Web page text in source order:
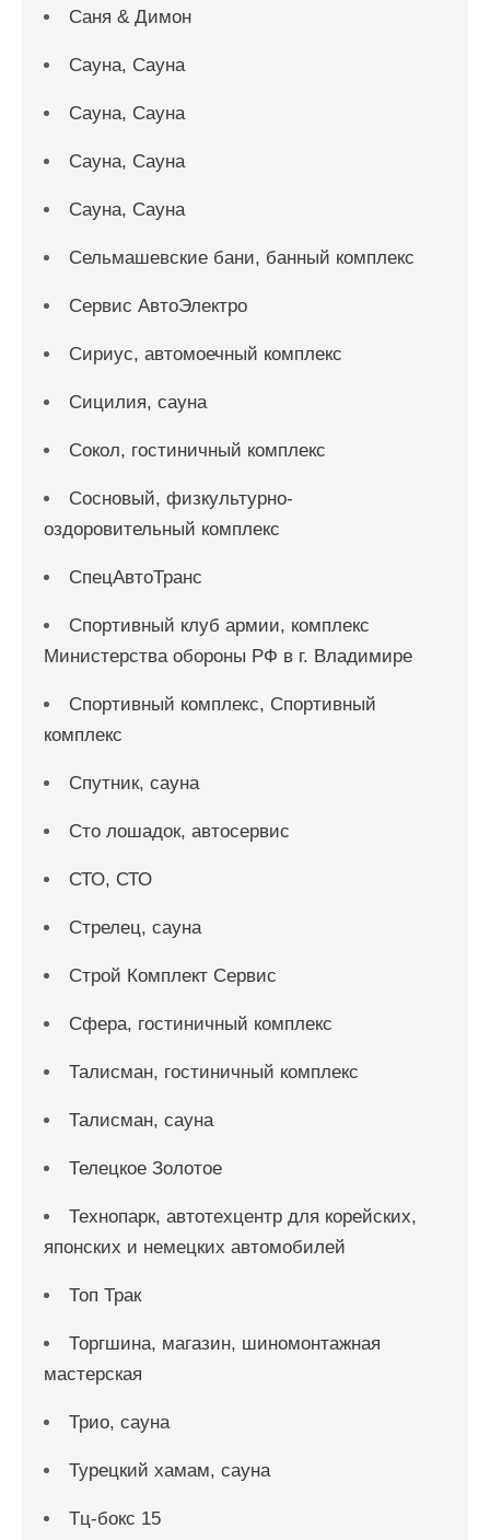
Саня & Димон
Сауна, Сауна
Сауна, Сауна
Сауна, Сауна
Сауна, Сауна
Сельмашевские бани, банный комплекс
Сервис АвтоЭлектро
Сириус, автомоечный комплекс
Сицилия, сауна
Сокол, гостиничный комплекс
Сосновый, физкультурно-
оздоровительный комплекс
СпецАвтоТранс
Спортивный клуб армии, комплекс
Министерства обороны РФ в г. Владимире
Спортивный комплекс, Спортивный
комплекс
Спутник, сауна
Сто лошадок, автосервис
СТО, СТО
Стрелец, сауна
Строй Комплект Сервис
Сфера, гостиничный комплекс
Талисман, гостиничный комплекс
Талисман, сауна
Телецкое Золотое
Технопарк, автотехцентр для корейских,
японских и немецких автомобилей
Топ Трак
Торгшина, магазин, шиномонтажная
мастерская
Трио, сауна
Турецкий хамам, сауна
Тц-бокс 15